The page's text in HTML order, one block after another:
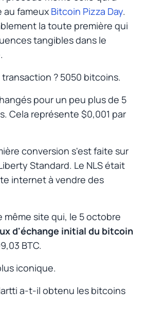
au fameux Bitcoin Pizza Day.
la toute première qui
tangibles dans le
? 5050 bitcoins.
pour un peu plus de 5
Cela représente $0,001 par
conversion s'est faite sur
Standard. Le NLS était
internet à vendre des
même site qui, le 5 octobre
d'échange initial du bitcoin
BTC.
iconique.
a-t-il obtenu les bitcoins